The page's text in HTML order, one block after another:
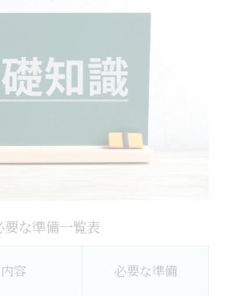
残すための調査ポイント
役立つ記録術と注意点
い千葉エリア浮気調査のポイ
の浮気調査依頼ポイント比較
る相談時のコツ
な準備一覧表
内容 必要な準備